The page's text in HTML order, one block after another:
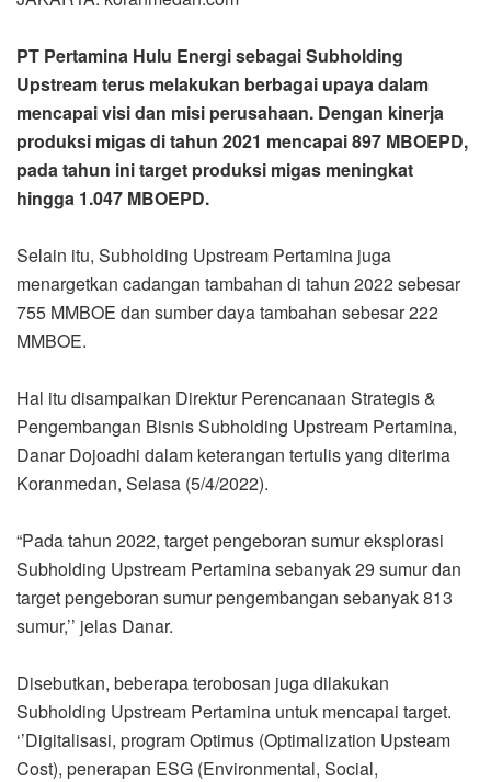
PT Pertamina Hulu Energi sebagai Subholding
Upstream terus melakukan berbagai upaya dalam
mencapai visi dan misi perusahaan. Dengan kinerja
produksi migas di tahun 2021 mencapai 897 MBOEPD,
pada tahun ini target produksi migas meningkat
hingga 1.047 MBOEPD.
Selain itu, Subholding Upstream Pertamina juga
menargetkan cadangan tambahan di tahun 2022 sebesar
755 MMBOE dan sumber daya tambahan sebesar 222
MMBOE.
Hal itu disampaikan Direktur Perencanaan Strategis &
Pengembangan Bisnis Subholding Upstream Pertamina,
Danar Dojoadhi dalam keterangan tertulis yang diterima
Koranmedan, Selasa (5/4/2022).
“Pada tahun 2022, target pengeboran sumur eksplorasi
Subholding Upstream Pertamina sebanyak 29 sumur dan
target pengeboran sumur pengembangan sebanyak 813
sumur,’’ jelas Danar.
Disebutkan, beberapa terobosan juga dilakukan
Subholding Upstream Pertamina untuk mencapai target.
‘’Digitalisasi, program Optimus (Optimalization Upsteam
Cost), penerapan ESG (Environmental, Social,